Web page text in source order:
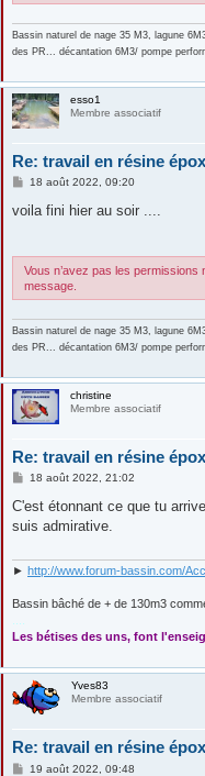
Bassin naturel de nage 35 M3, lagune
des PR... décantation 6M3/ pompe
esso1
Membre associatif
Re: travail en résine
M
s
e
18 août 2022, 09:20
voila fini hier au soir ....
Vous n’avez pas les
message.
Bassin naturel de nage 35 M3, lagune
des PR... décantation 6M3/ pompe
christine
Membre associatif
Re: travail en résine
M
s
a
18 août 2022, 21:02
C'est étonnant ce que tu
suis admirative.
► http://www.forum-bassin.com/
Bassin bâché de + de 130m3
Les bétises des uns, font
Yves83
Membre associatif
Re: travail en résine
M19 août 2022, 09:48